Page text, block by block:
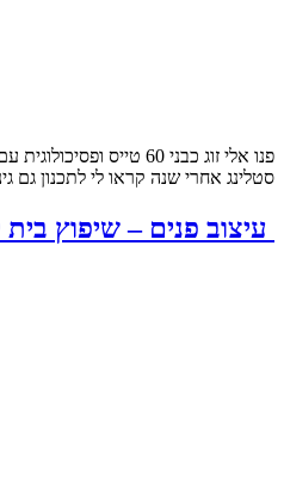
פנו אלי זוג כבני 60
סטלינג אחרי שנה קראו לי לתכנון
עיצוב פנים – שיפוץ בית